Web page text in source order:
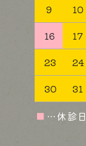
9
10
16
17
23
24
30
31
■ …休診日